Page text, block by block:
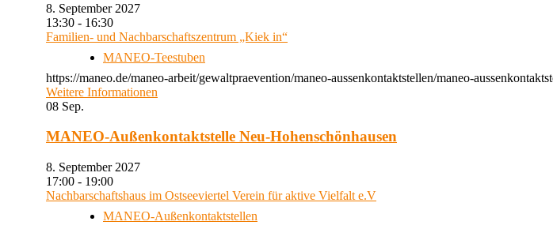
8. September 2027
13:30 - 16:30
Familien- und Nachbarschaftszentrum „Kiek in“
MANEO-Teestuben
https://maneo.de/maneo-arbeit/gewaltpraevention/maneo-aussenkontaktstellen/maneo-
Weitere Informationen
08 Sep.
MANEO-Außenkontaktstelle Neu-Hohenschönhausen
8. September 2027
17:00 - 19:00
Nachbarschaftshaus im Ostseeviertel Verein für aktive Vielfalt e.V
MANEO-Außenkontaktstellen